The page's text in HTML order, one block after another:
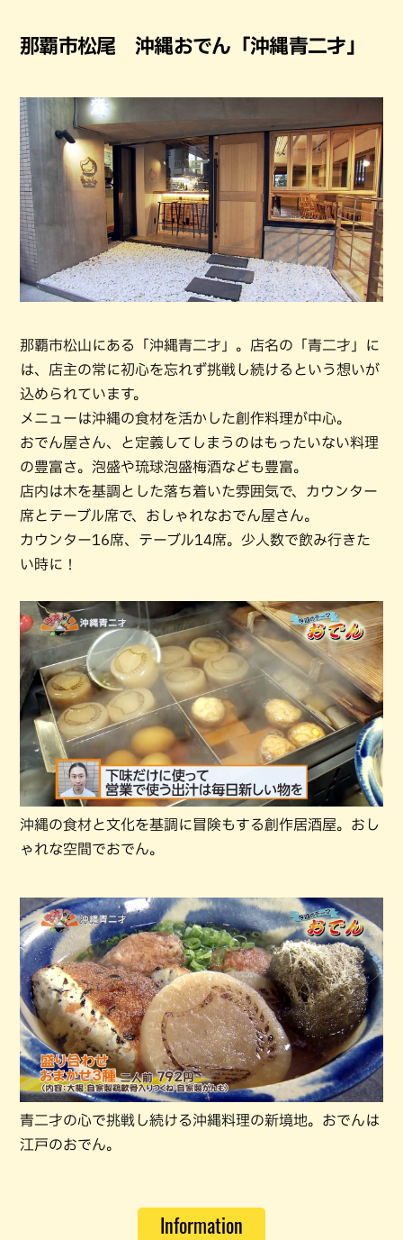
那覇市松尾 沖縄おでん「沖縄青二才」
那覇市松山にある「沖縄青二才」。店名の「青二才」に
は、店主の常に初心を忘れず挑戦し続けるという想いが
込められています。
メニューは沖縄の食材を活かした創作料理が中心。
おでん屋さん、と定義してしまうのはもったいない料理
の豊富さ。泡盛や琉球泡盛梅酒なども豊富。
店内は木を基調とした落ち着いた雰囲気で、カウンター
席とテーブル席で、おしゃれなおでん屋さん。
カウンター16席、テーブル14席。少人数で飲み行きた
い時に！
沖縄の食材と文化を基調に冒険もする創作居酒屋。おし
ゃれな空間でおでん。
青二才の心で挑戦し続ける沖縄料理の新境地。おでんは
江戸のおでん。
Information